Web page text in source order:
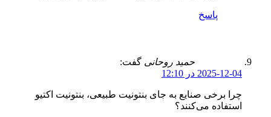
پاسخ
حمید روحانی گفت:
2025-12-04 در 12:10
چرا برخی صنایع به جای بنتونیت طبیعی، بنتونیت اکتیو
استفاده می‌کنند؟